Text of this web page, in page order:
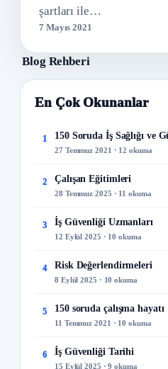
şartları ile…
7 Mayıs 2021
Blog Rehberi
En Çok Okunanlar
1 150 Soruda İş Sağlığı ve
27 Temmuz 2021 · 12 okuma
2 Çalışan Eğitimleri
28 Temmuz 2025 · 11 okuma
3 İş Güvenliği Uzmanları
12 Eylül 2025 · 10 okuma
4 Risk Değerlendirmeleri
8 Eylül 2025 · 10 okuma
5 150 soruda çalışma hayatı
11 Temmuz 2021 · 10 okuma
6 İş Güvenliği Tarihi
15 Eylül 2025 · 9 okuma